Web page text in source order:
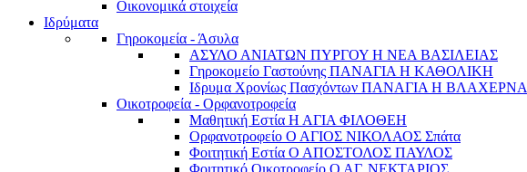
Οικονομικά στοιχεία
Ιδρύματα
Γηροκομεία - Άσυλα
ΑΣΥΛΟ ΑΝΙΑΤΩΝ ΠΥΡΓΟΥ Η ΝΕΑ ΒΑΣΙΛΕΙΑΣ
Γηροκομείο Γαστούνης ΠΑΝΑΓΙΑ Η ΚΑΘΟΛΙΚΗ
Ιδρυμα Χρονίως Πασχόντων ΠΑΝΑΓΙΑ Η ΒΛΑΧΕΡΝΑ
Οικοτροφεία - Ορφανοτροφεία
Μαθητική Εστία Η ΑΓΙΑ ΦΙΛΟΘΕΗ
Ορφανοτροφείο Ο ΑΓΙΟΣ ΝΙΚΟΛΑΟΣ Σπάτα
Φοιτητική Εστία Ο ΑΠΟΣΤΟΛΟΣ ΠΑΥΛΟΣ
Φοιτητικό Οικοτροφείο Ο ΑΓ. ΝΕΚΤΑΡΙΟΣ